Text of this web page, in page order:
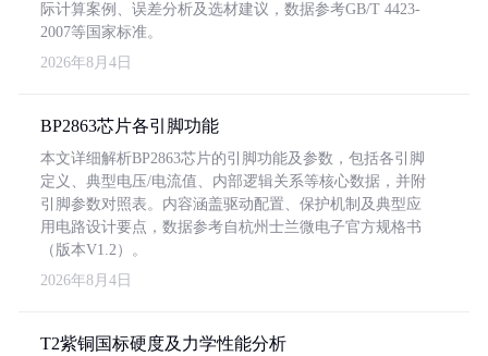
际计算案例、误差分析及选材建议，数据参考GB/T 4423-
2007等国家标准。
2026年8月4日
BP2863芯片各引脚功能
本文详细解析BP2863芯片的引脚功能及参数，包括各引脚
定义、典型电压/电流值、内部逻辑关系等核心数据，并附
引脚参数对照表。内容涵盖驱动配置、保护机制及典型应
用电路设计要点，数据参考自杭州士兰微电子官方规格书
（版本V1.2）。
2026年8月4日
T2紫铜国标硬度及力学性能分析